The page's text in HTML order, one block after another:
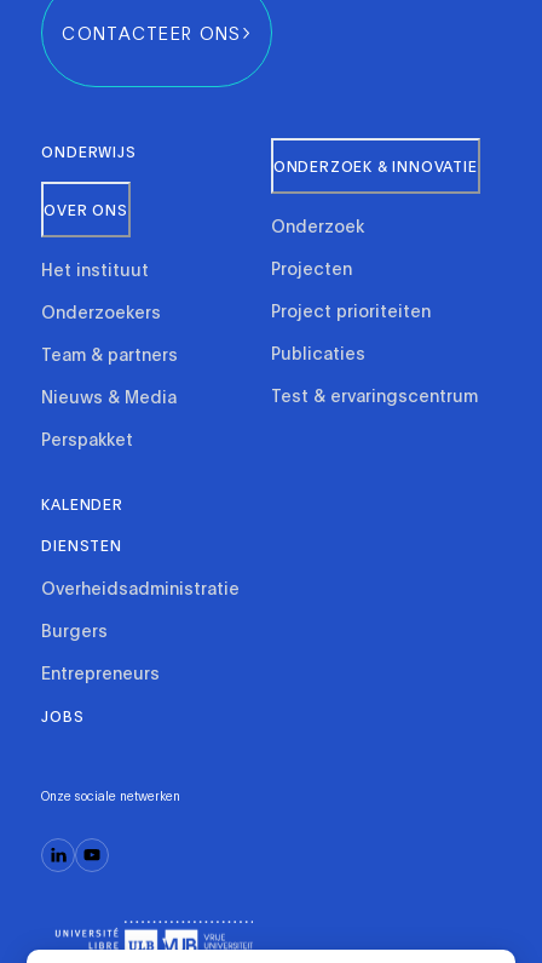
CONTACTEER ONS
ONDERWIJS
OVER ONS
Het instituut
Onderzoekers
Team & partners
Nieuws & Media
Perspakket
ONDERZOEK & INNOVATIE
Onderzoek
Projecten
Project prioriteiten
Publicaties
Test & ervaringscentrum
KALENDER
DIENSTEN
Overheidsadministratie
Burgers
Entrepreneurs
JOBS
Onze sociale netwerken